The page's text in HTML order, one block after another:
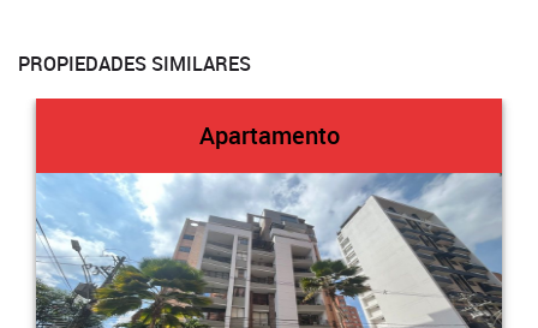
PROPIEDADES SIMILARES
Apartamento